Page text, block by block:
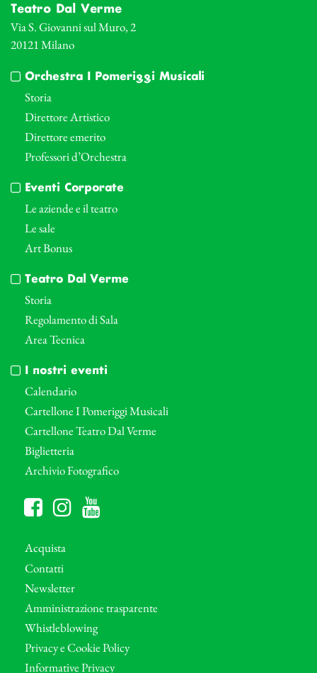
Teatro Dal Verme
Via S. Giovanni sul Muro, 2
20121 Milano
Orchestra I Pomeriggi Musicali
Storia
Direttore Artistico
Direttore emerito
Professori d’Orchestra
Eventi Corporate
Le aziende e il teatro
Le sale
Art Bonus
Teatro Dal Verme
Storia
Regolamento di Sala
Area Tecnica
I nostri eventi
Calendario
Cartellone I Pomeriggi Musicali
Cartellone Teatro Dal Verme
Biglietteria
Archivio Fotografico
Acquista
Contatti
Newsletter
Amministrazione trasparente
Whistleblowing
Privacy e Cookie Policy
Informative Privacy